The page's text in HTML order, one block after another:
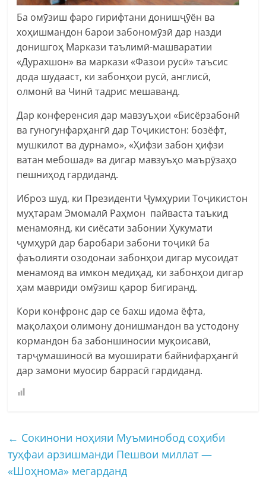
Ба омӯзиш фаро гирифтани донишҷӯён ва
хоҳишмандон барои забономӯзӣ дар назди
донишгоҳ Маркази таълимӣ-машваратии
«Дурахшон» ва маркази «Фазои русӣ» таъсис
дода шудааст, ки забонҳои русӣ, англисӣ,
олмонӣ ва Чинӣ тадрис мешаванд.
Дар конференсия дар мавзуъҳои «Бисёрзабонӣ
ва гуногунфарҳангӣ дар Тоҷикистон: бозёфт,
мушкилот ва дурнамо», «Ҳифзи забон ҳифзи
ватан мебошад» ва дигар мавзуъҳо маърӯзаҳо
пешниҳод гардиданд.
Иброз шуд, ки Президенти Ҷумҳурии Тоҷикистон
муҳтарам Эмомалӣ Раҳмон пайваста таъкид
менамоянд, ки сиёсати забонии Ҳукумати
ҷумҳурӣ дар баробари забони тоҷикӣ ба
фаъолияти озодонаи забонҳои дигар мусоидат
менамояд ва имкон медиҳад, ки забонҳои дигар
ҳам мавриди омӯзиш қарор бигиранд.
Кори конфронс дар се бахш идома ёфта,
мақолаҳои олимону донишмандон ва устодону
кормандон ба забоншиносии муқоисавӣ,
тарҷумашиносӣ ва муоширати байнифарҳангӣ
дар замони муосир баррасӣ гардиданд.
← Сокинони ноҳияи Муъминобод соҳиби
туҳфаи арзишманди Пешвои миллат —
«Шоҳнома» мегарданд